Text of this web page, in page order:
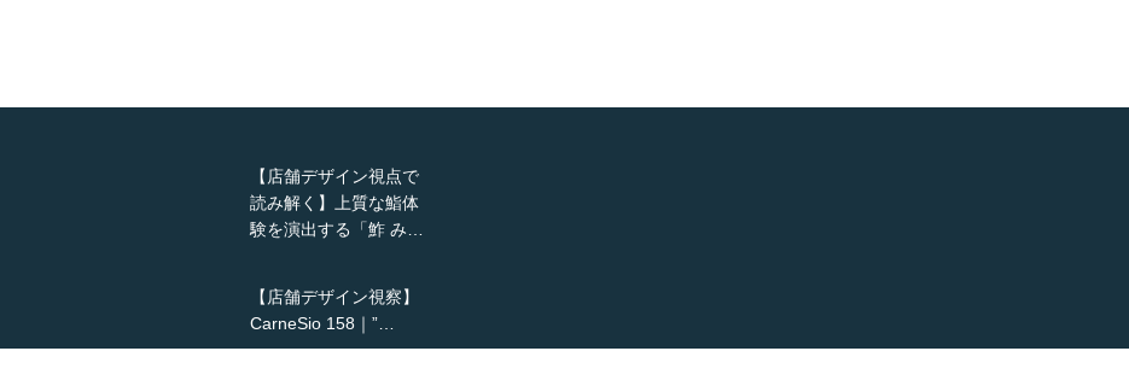
【店舗デザイン視点で
読み解く】上質な鮨体
験を演出する「鮓 み…
【店舗デザイン視察】
CarneSio 158｜”…